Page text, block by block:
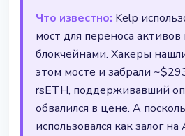
Что известно: Kelp
мост для переноса
блокчейнами. Хакеры
этом мосте и забрали
rsETH, поддерживавший
обвалился в цене. А
использовался как залог